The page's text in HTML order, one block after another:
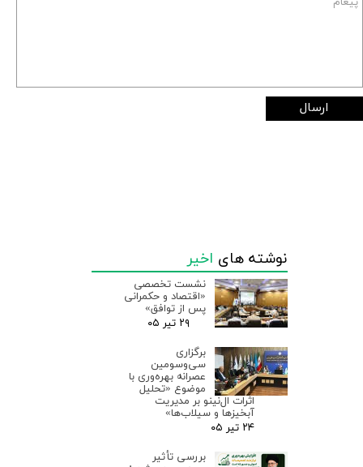
ارسال
نوشته های اخیر
نشست تخصصی
«اقتصاد و حکمرانی
پس از توافق»
۲۹ تیر ۰۵
برگزاری
سی‌وسومین
عصرانه بهره‌وری با
موضوع «تحلیل
اثرات ال‌نینو بر مدیریت
آبخیزها و سیلاب‌ها»
۲۴ تیر ۰۵
بررسی تأثیر